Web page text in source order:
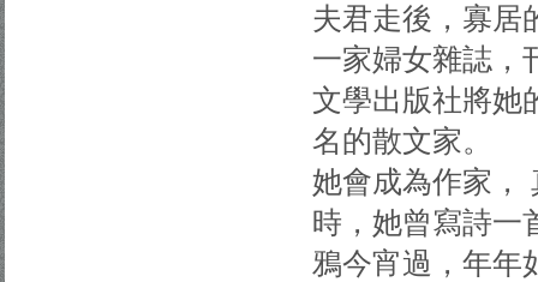
夫君走後，寡居
一家婦女雜誌，
文學出版社將她
名的散文家。
她會成為作家，
時，她曾寫詩一
鴉今宵過，年年